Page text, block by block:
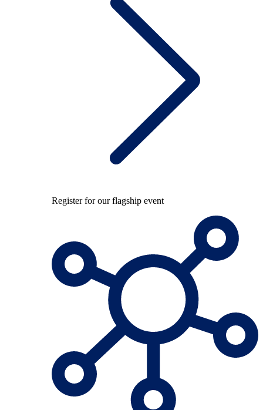
Register for our flagship event